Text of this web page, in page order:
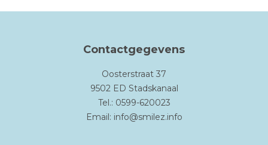
Contactgegevens
Oosterstraat 37
9502 ED Stadskanaal
Tel.: 0599-620023
Email: info@smilez.info